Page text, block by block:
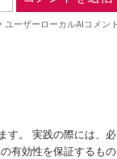
す。 実践の際には、必
有効性を保証するもの